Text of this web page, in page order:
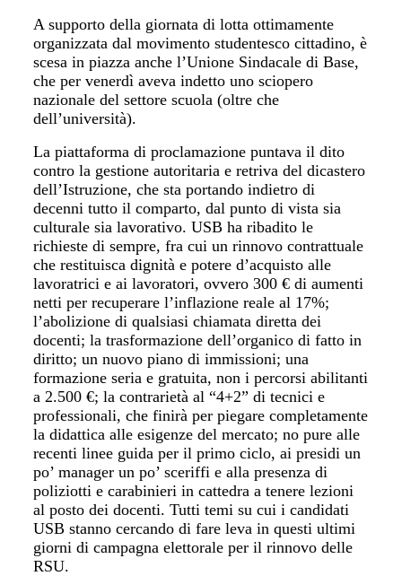
A supporto della giornata di lotta ottimamente
organizzata dal movimento studentesco cittadino, è
scesa in piazza anche l’Unione Sindacale di Base,
che per venerdì aveva indetto uno sciopero
nazionale del settore scuola (oltre che
dell’università).
La piattaforma di proclamazione puntava il dito
contro la gestione autoritaria e retriva del dicastero
dell’Istruzione, che sta portando indietro di
decenni tutto il comparto, dal punto di vista sia
culturale sia lavorativo. USB ha ribadito le
richieste di sempre, fra cui un rinnovo contrattuale
che restituisca dignità e potere d’acquisto alle
lavoratrici e ai lavoratori, ovvero 300 € di aumenti
netti per recuperare l’inflazione reale al 17%;
l’abolizione di qualsiasi chiamata diretta dei
docenti; la trasformazione dell’organico di fatto in
diritto; un nuovo piano di immissioni; una
formazione seria e gratuita, non i percorsi abilitanti
a 2.500 €; la contrarietà al “4+2” di tecnici e
professionali, che finirà per piegare completamente
la didattica alle esigenze del mercato; no pure alle
recenti linee guida per il primo ciclo, ai presidi un
po’ manager un po’ sceriffi e alla presenza di
poliziotti e carabinieri in cattedra a tenere lezioni
al posto dei docenti. Tutti temi su cui i candidati
USB stanno cercando di fare leva in questi ultimi
giorni di campagna elettorale per il rinnovo delle
RSU.